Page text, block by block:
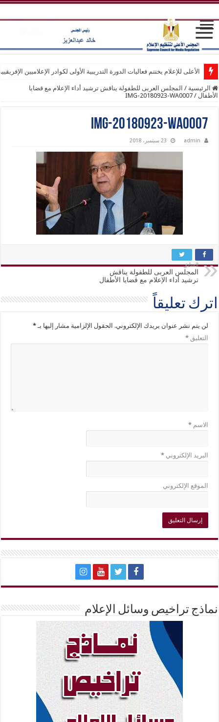
الأعلى للإعلام يختتم فعاليات الدورة التدريبية الأولى لكوادر الإعلاميين
الرئيسية / المجلس العربى للطفولة يناقش ترشيد أداء الإعلام مع قضايا
الأطفال /
IMG-20180923-WA0007
IMG-20180923-WA0007
admin 23 سبتمبر، 2018
السابق
المجلس العربى للطفولة يناقش
ترشيد أداء الإعلام مع قضايا الأطفال
اترك تعليقاً
لن يتم نشر عنوان بريدك الإلكتروني. الحقول الإلزامية مشار إليها بـ*
التعليق*
الاسم*
البريد الإلكتروني*
الموقع الإلكتروني
نماذج تراخيص وسائل الإعلام